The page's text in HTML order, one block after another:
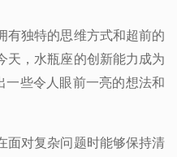
有独特的思维方式和超前的
天，水瓶座的创新能力成为
一些令人眼前一亮的想法和
面对复杂问题时能够保持清